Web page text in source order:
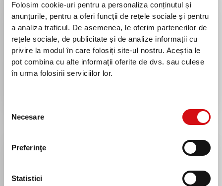
Folosim cookie-uri pentru a personaliza conținutul și
anunțurile, pentru a oferi funcții de rețele sociale și pentru
a analiza traficul. De asemenea, le oferim partenerilor de
rețele sociale, de publicitate și de analize informații cu
privire la modul în care folosiți site-ul nostru. Aceștia le
pot combina cu alte informații oferite de dvs. sau culese
în urma folosirii serviciilor lor.
consimțământului
Necesare
Preferinţe
Statistici
2
Activezi NFC
Activezi funcția NFC și alegi Google Pay™ ca serviciu
3